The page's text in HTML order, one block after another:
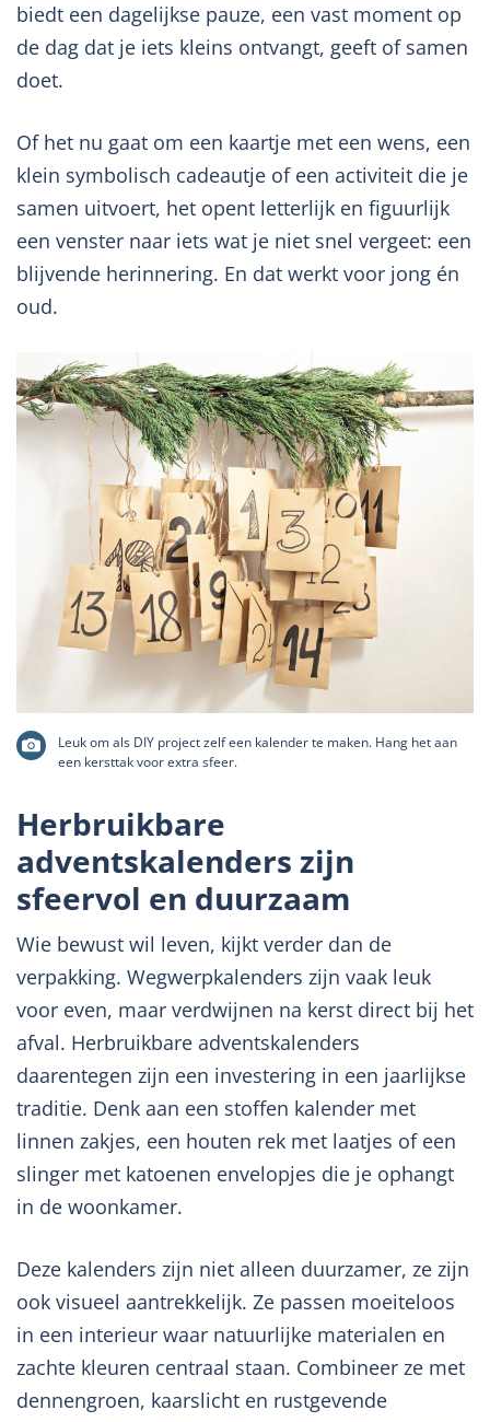
biedt een dagelijkse pauze, een vast moment op
de dag dat je iets kleins ontvangt, geeft of samen
doet.
Of het nu gaat om een kaartje met een wens, een
klein symbolisch cadeautje of een activiteit die je
samen uitvoert, het opent letterlijk en figuurlijk
een venster naar iets wat je niet snel vergeet: een
blijvende herinnering. En dat werkt voor jong én
oud.
Leuk om als DIY project zelf een kalender te maken. Hang het aan
een kersttak voor extra sfeer.
Herbruikbare
adventskalenders zijn
sfeervol en duurzaam
Wie bewust wil leven, kijkt verder dan de
verpakking. Wegwerpkalenders zijn vaak leuk
voor even, maar verdwijnen na kerst direct bij het
afval. Herbruikbare adventskalenders
daarentegen zijn een investering in een jaarlijkse
traditie. Denk aan een stoffen kalender met
linnen zakjes, een houten rek met laatjes of een
slinger met katoenen envelopjes die je ophangt
in de woonkamer.
Deze kalenders zijn niet alleen duurzamer, ze zijn
ook visueel aantrekkelijk. Ze passen moeiteloos
in een interieur waar natuurlijke materialen en
zachte kleuren centraal staan. Combineer ze met
dennengroen, kaarslicht en rustgevende